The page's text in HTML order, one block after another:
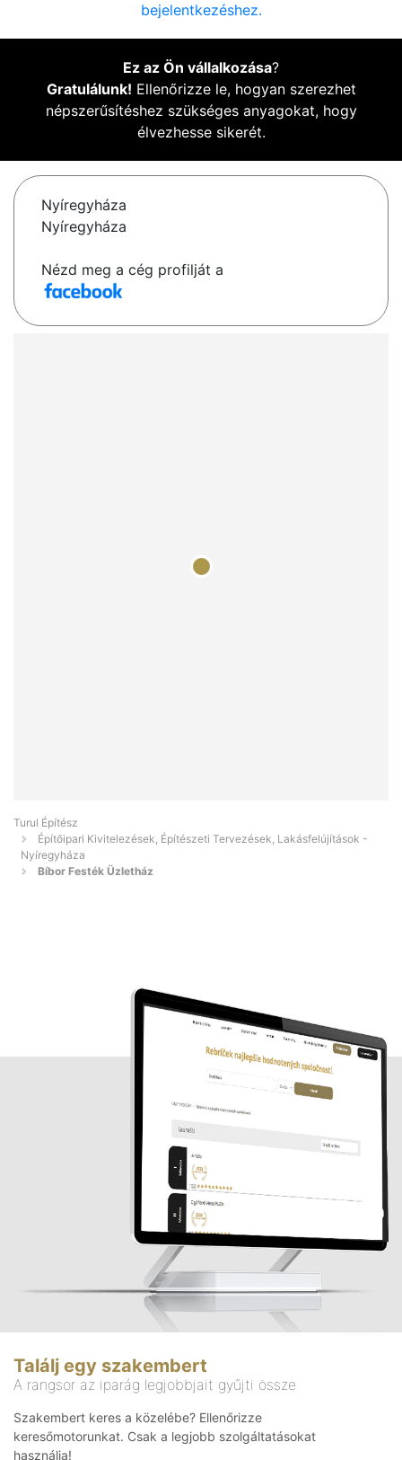
bejelentkezéshez.
Ez az Ön vállalkozása?
Gratulálunk! Ellenőrizze le, hogyan szerezhet
népszerűsítéshez szükséges anyagokat, hogy
élvezhesse sikerét.
Nyíregyháza
Nyíregyháza
Nézd meg a cég profilját a
Turul Építész
Építőipari Kivitelezések, Építészeti Tervezések, Lakásfelújítások -
Nyíregyháza
Bíbor Festék Üzletház
Találj egy szakembert
A rangsor az iparág legjobbjait gyűjti össze
Szakembert keres a közelébe? Ellenőrizze
keresőmotorunkat. Csak a legjobb szolgáltatásokat
használja!